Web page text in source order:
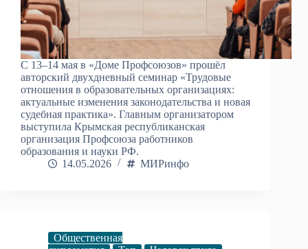
С 13–14 мая в «Доме Профсоюзов» прошёл
авторский двухдневный семинар «Трудовые
отношения в образовательных организациях:
актуальные изменения законодательства и новая
судебная практика». Главным организатором
выступила Крымская республиканская
организация Профсоюза работников
образования и науки РФ.
14.05.2026
МИРинфо
Общественная